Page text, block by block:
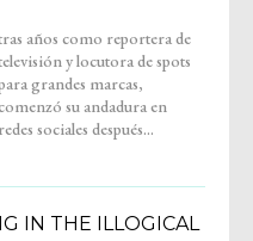
redes sociales después...
IN THE ILLOGICAL